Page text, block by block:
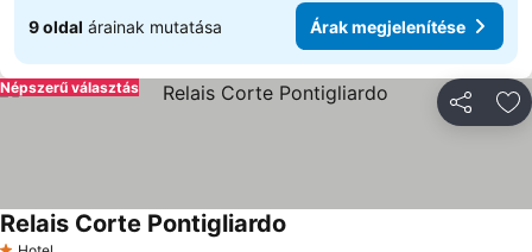
9 oldal árainak mutatása Árak megjelenítése
Népszerű választás
Relais Corte Pontigliardo